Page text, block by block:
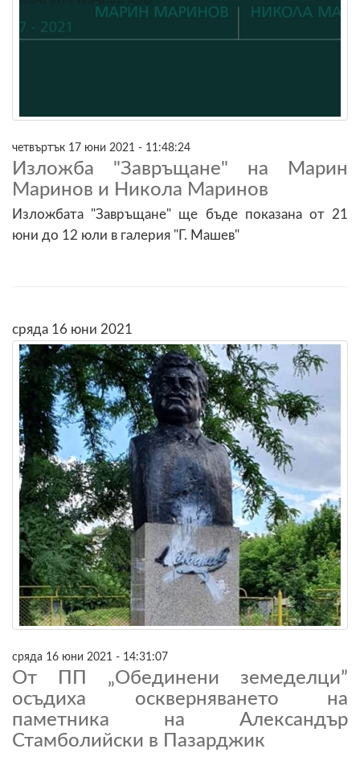
четвъртък 17 юни 2021 - 11:48:24
Изложба "Завръщане" на Марин
Маринов и Никола Маринов
Изложбата "Завръщане" ще бъде показана от 21
юни до 12 юли в галерия "Г. Машев"
сряда 16 юни 2021
сряда 16 юни 2021 - 14:31:07
От ПП „Обединени земеделци”
осъдиха оскверняването на
паметника на Александър
Стамболийски в Пазарджик